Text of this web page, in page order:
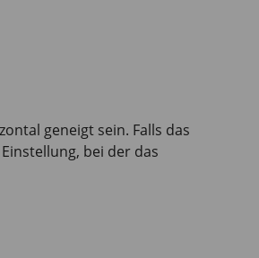
geneigt sein. Falls das
bei der das